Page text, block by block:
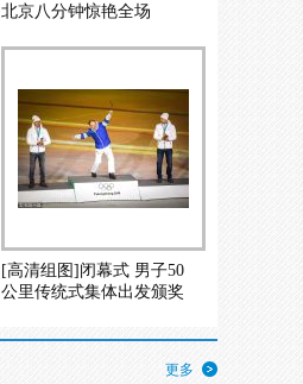
北京八分钟惊艳全场
[高清组图]闭幕式 男子50
公里传统式集体出发颁奖
更多